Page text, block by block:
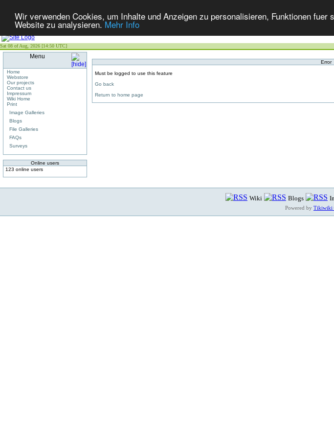
Wir verwenden Cookies, um Inhalte und Anzeigen zu personalisieren, Funktionen
Website zu analysieren.Mehr Info
Sat 08 of Aug, 2026 [14:50 UTC]
Menu
Home
Webstore
Our projects
Contact us
Impressum
Wiki Home
Print
Image Galleries
Blogs
File Galleries
FAQs
Surveys
Online users
123 online users
Error
Must be logged to use this feature
Go back
Return to home page
Wiki Blogs
Powered by Tikiwiki